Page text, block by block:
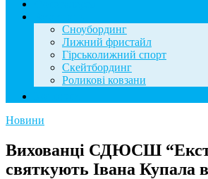
Сноубординг
Лижний фристайл
Гірськолижний спорт
Скейтбординг
Роликові ковзани
Новини
Вихованці СДЮСШ
святкують Івана Купала